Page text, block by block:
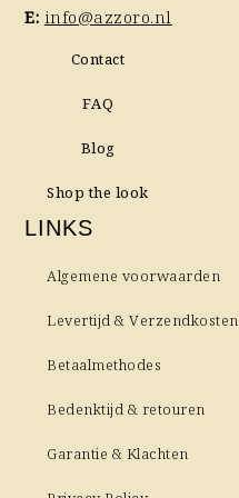
E: info@azzoro.nl
Contact
FAQ
Blog
Shop the look
LINKS
Algemene voorwaarden
Levertijd & Verzendkosten
Betaalmethodes
Bedenktijd & retouren
Garantie & Klachten